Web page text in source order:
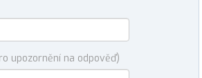
upozornění na odpověď)